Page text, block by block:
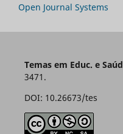
Open Journal Systems
Temas em Educ. e
3471.
DOI: 10.26673/tes